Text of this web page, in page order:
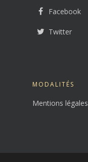
Facebook
Twitter
MODALITÉS
Mentions légales